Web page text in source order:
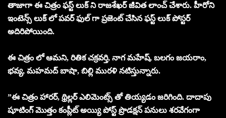
తాజాగా ఈ చిత్రం ఫస్ట్ లుక్ ని రాజశేఖర్ జీవిత లాంచ్ చేశారు. హీరోని
ఇంటెన్స్ లుక్ లో పవర్ ఫుల్ గా ప్రజెంట్ చేసిన ఫస్ట్ లుక్ పోస్టర్
అదిరిపోయింది.
ఈ చిత్రం లో ఆమని, రితిక చక్రవర్తి, నాగ మహేష్, బలగం జయరాం,
భవ్య, మహమద్ బాషా, బిల్లి మురళి నటిస్తున్నారు.
”ఈ చిత్రం హారర్, థ్రిల్లర్ ఎలిమెంట్స్ తో తియ్యడం జరిగింది. దాదాపు
షూటింగ్ మొత్తం కంప్లీట్ అయ్యి పోస్ట్ ప్రొడక్షన్ పనులు శరవేగంగా